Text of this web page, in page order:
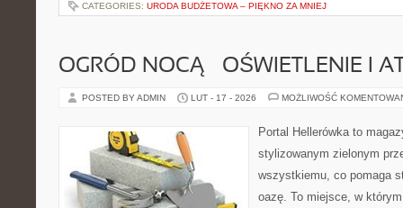
CATEGORIES: URODA BUDŻETOWA – PIĘKNO ZA MNIEJ
OGRÓD NOCĄ – OŚWIETLENIE I
POSTED BY ADMIN LUT - 17 - 2026 MOŻLIWOŚĆ
Portal Hellerówka to
stylizowanym zielonym
wszystkiemu, co pomaga
oazę. To miejsce, w